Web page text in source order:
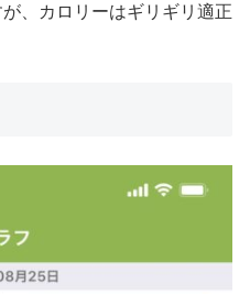
、カロリーはギリギリ適正